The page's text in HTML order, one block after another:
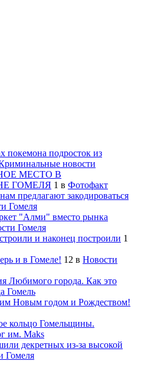
покемона подросток из
новости
МЕСТО В
ГОМЕЛЯ 1 в Фотофакт
предлагают закодироваться
Гомеля
"Алми" вместо рынка
Гомеля
и наконец построили 1
и в Гомеле! 12 в Новости
Любимого города. Как это
Гомель
Новым годом и Рождеством!
кольцо Гомельщины.
им. Maks
декретных из-за высокой
Гомеля